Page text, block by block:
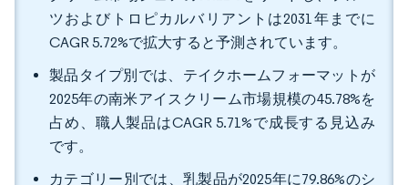
ツおよびトロピカルバリアントは2031年までに
CAGR 5.72%で拡大すると予測されています。
製品タイプ別では、テイクホームフォーマットが
2025年の南米アイスクリーム市場規模の45.78%を
占め、職人製品はCAGR 5.71%で成長する見込み
です。
カテゴリー別では、乳製品が2025年に79.86%のシ